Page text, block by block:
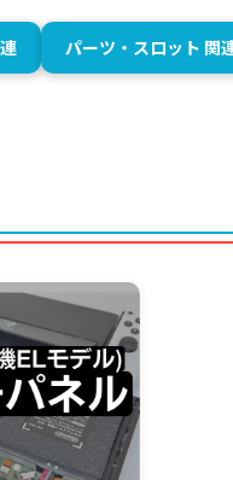
パーツ・スロット 関